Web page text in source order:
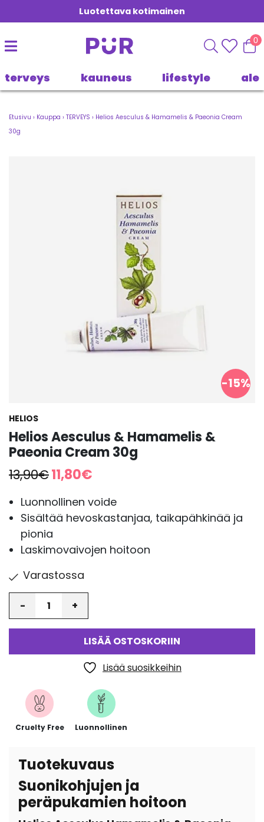
Luotettava kotimainen
0
terveys kauneus lifestyle ale
Etusivu › Kauppa › TERVEYS › Helios Aesculus & Hamamelis & Paeonia Cream
30g
-15%
HELIOS
Helios Aesculus & Hamamelis &
Paeonia Cream 30g
13,90€ Alkuperäinen
hinta
oli:
13,90€.
11,80€
on:
11,80€.
Luonnollinen voide
Sisältää hevoskastanjaa, taikapähkinää ja
pionia
Laskimovaivojen hoitoon
Varastossa
LISÄÄ OSTOSKORIIN
Lisää suosikkeihin
Cruelty Free Luonnollinen
Tuotekuvaus
Suonikohjujen ja
peräpukamien hoitoon